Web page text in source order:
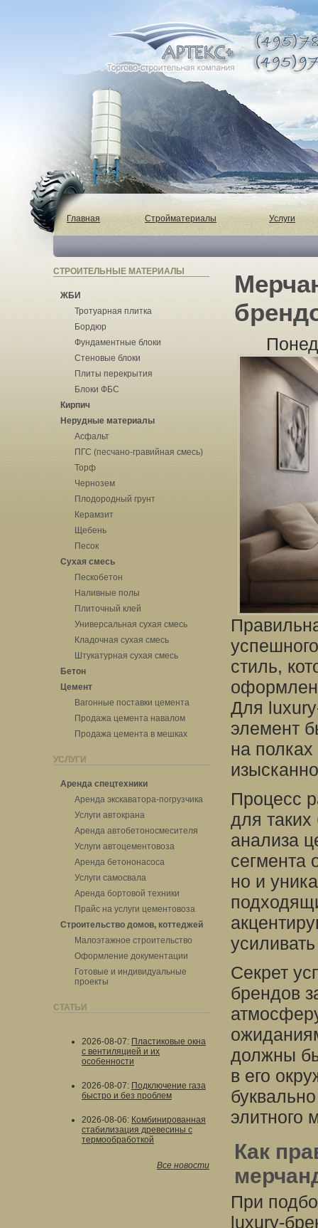
Главная Стройматериалы Услуги
СТРОИТЕЛЬНЫЕ МАТЕРИАЛЫ
ЖБИ
Тротуарная плитка
Бордюр
Фундаментные блоки
Стеновые блоки
Плиты перекрытия
Блоки ФБС
Кирпич
Нерудные материалы
Асфальт
ПГС (песчано-гравийная смесь)
Торф
Чернозем
Плодородный грунт
Керамзит
Щебень
Песок
Сухая смесь
Пескобетон
Наливные полы
Плиточный клей
Универсальная сухая смесь
Кладочная сухая смесь
Штукатурная сухая смесь
Бетон
Цемент
Вагонные поставки цемента
Продажа цемента навалом
Продажа цемента в мешках
УСЛУГИ
Аренда спецтехники
Аренда экскаватора-погрузчика
Услуги автокрана
Аренда автобетоносмесителя
Услуги автоцементовоза
Аренда бетононасоса
Услуги самосвала
Аренда бортовой техники
Прайс на услуги цементовоза
Строительство домов, коттеджей
Малоэтажное строительство
Оформление документации
Готовые и индивидуальные
проекты
СТАТЬИ
2026-08-07: Пластиковые окна
с вентиляцией и их
особенности
2026-08-07: Подключение газа
быстро и без проблем
2026-08-06: Комбинированная
стабилизация древесины с
термообработкой
Все новости
стиль,
Для
элемент
на
Процесс
для таких
анализа
сегмента
но и
Секрет
брендов
должны
в его
элитного
Как
При
luxury-